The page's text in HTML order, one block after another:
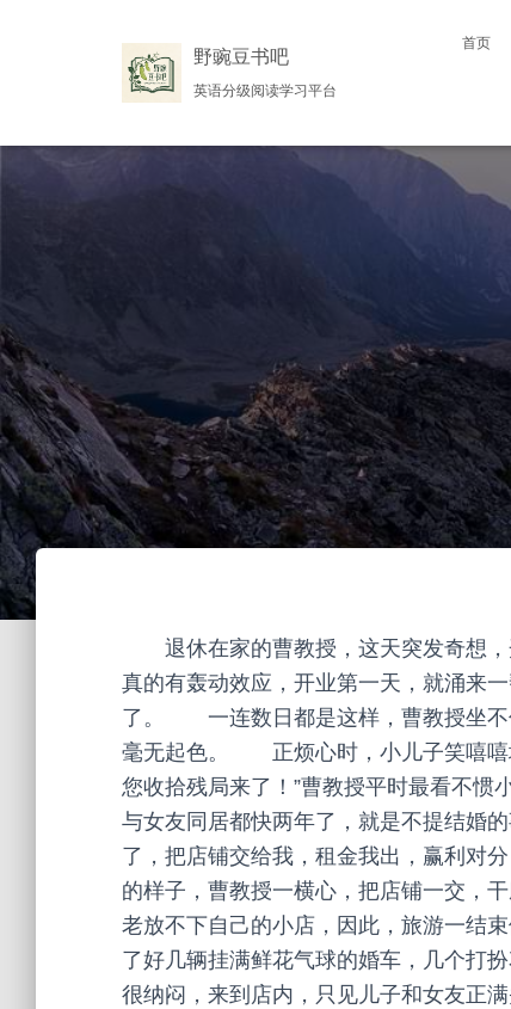
野豌豆书吧
英语分级阅读学习平台
首页
退休在家的曹教授，这天突发奇想
真的有轰动效应，开业第一天，就涌来
了。 一连数日都是这样，曹教授坐不
毫无起色。 正烦心时，小儿子笑嘻嘻
您收拾残局来了！”曹教授平时最看不惯
与女友同居都快两年了，就是不提结婚
了，把店铺交给我，租金我出，赢利
的样子，曹教授一横心，把店铺一交
老放不下自己的小店，因此，旅游一结
了好几辆挂满鲜花气球的婚车，几个
很纳闷，来到店内，只见儿子和女友正